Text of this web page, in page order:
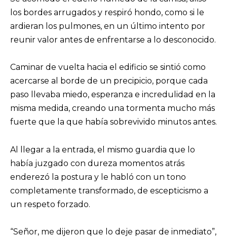
los bordes arrugados y respiró hondo, como si le
ardieran los pulmones, en un último intento por
reunir valor antes de enfrentarse a lo desconocido.
Caminar de vuelta hacia el edificio se sintió como
acercarse al borde de un precipicio, porque cada
paso llevaba miedo, esperanza e incredulidad en la
misma medida, creando una tormenta mucho más
fuerte que la que había sobrevivido minutos antes.
Al llegar a la entrada, el mismo guardia que lo
había juzgado con dureza momentos atrás
enderezó la postura y le habló con un tono
completamente transformado, de escepticismo a
un respeto forzado.
“Señor, me dijeron que lo deje pasar de inmediato”,